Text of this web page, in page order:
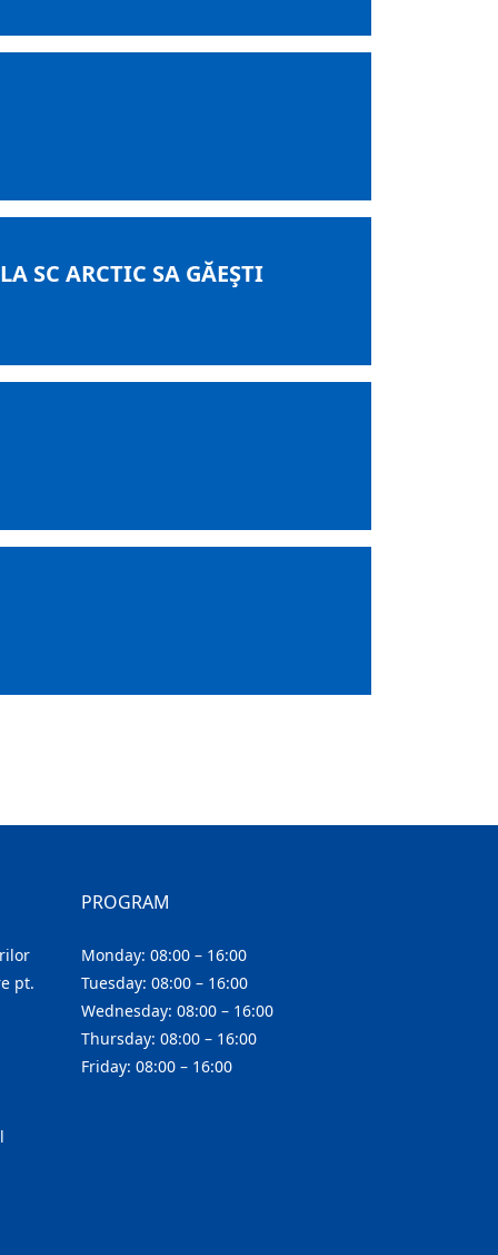
SC ARCTIC SA GĂEŞTI
pt.
PROGRAM
Monday: 08:00 – 16:00
Tuesday: 08:00 – 16:00
Wednesday: 08:00 – 16:00
Thursday: 08:00 – 16:00
Friday: 08:00 – 16:00